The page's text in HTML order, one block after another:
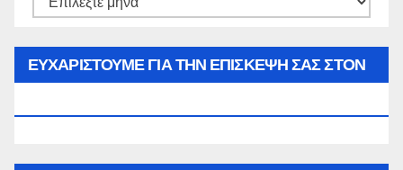
ΕΥΧΑΡΙΣΤΟΥΜΕ ΓΙΑ ΤΗΝ ΕΠΙΣΚΕΨΗ ΣΑΣ ΣΤΟΝ